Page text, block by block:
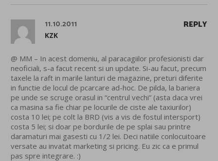
REPLY
11.10.2011
KZK
@ MM – In acest domeniu, al paracagiilor profesionisti dar
neoficiali, s-a facut recent si un update. Si-au facut, precum
taxele la raft in marile lanturi de magazine, preturi diferite
in functie de locul de pcarcare ad-hoc. De pilda, la bariera
pe unde se scruge orasul in “centrul vechi” (asta daca vrei
ca masina sa fie chiar pe locurile de ciste ale taxiurilor)
costa 10 lei; pe colt la BRD (vis a vis de fostul intersport)
costa 5 lei; si doar pe bordurile de pe splai sau printre
daramaturi mai gasesti cu 1/2 lei. Deci natiile conlocuitoare
versate au invatat marketing si pricing. Eu zic ca e primul
pas spre integrare. :)